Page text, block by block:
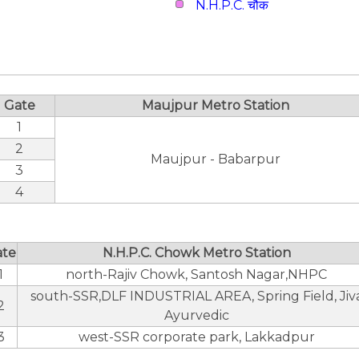
N.H.P.C. चौक
Gate
Maujpur Metro Station
1
Maujpur - Babarpur
2
3
4
N.H.P.C. Chowk Metro Station
north-Rajiv Chowk, Santosh Nagar,NHPC
south-SSR,DLF INDUSTRIAL AREA, Spring Field,
Ayurvedic
west-SSR corporate park, Lakkadpur